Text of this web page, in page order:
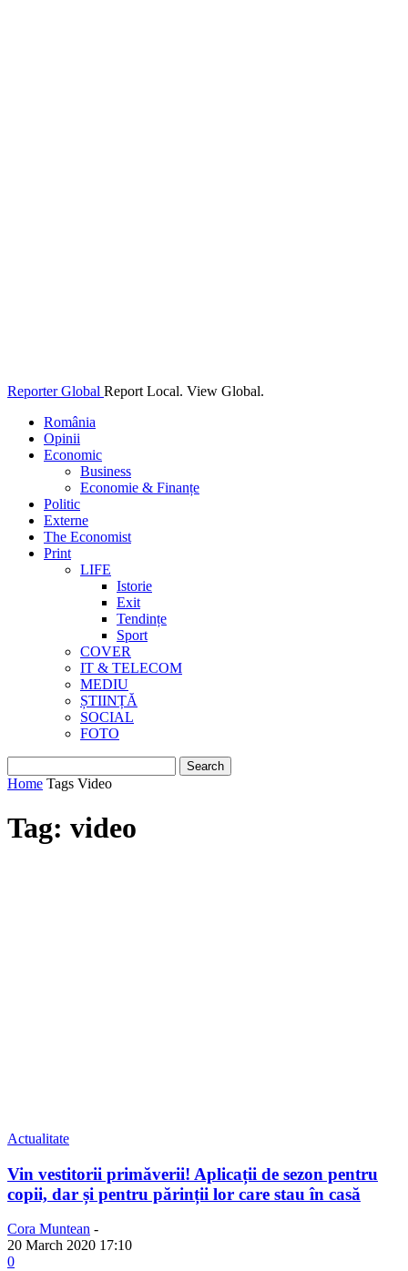
Reporter Global Report Local. View Global.
România
Opinii
Economic
Business
Economie & Finanțe
Politic
Externe
The Economist
Print
LIFE
Istorie
Exit
Tendințe
Sport
COVER
IT & TELECOM
MEDIU
ȘTIINȚĂ
SOCIAL
FOTO
Home Tags Video
Tag: video
Actualitate
Vin vestitorii primăverii! Aplicații de sezon pentru
copii, dar și pentru părinții lor care stau în casă
Cora Muntean -
20 March 2020 17:10
0